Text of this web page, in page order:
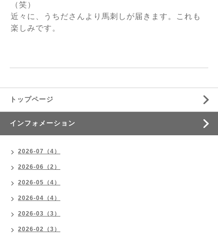
（笑）
近々に、うちださんより馬刺しが届きます。これも
楽しみです。
トップページ
インフォメーション
2026-07（4）
2026-06（2）
2026-05（4）
2026-04（4）
2026-03（3）
2026-02（3）